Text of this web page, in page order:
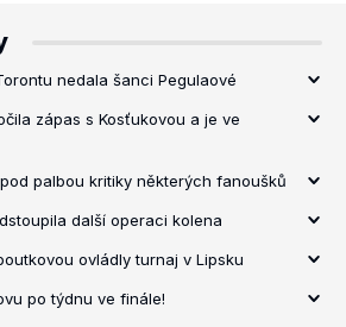
nedala šanci Pegulaové
zápas s Kosťukovou a je ve
palbou kritiky některých fanoušků
další operaci kolena
ovládly turnaj v Lipsku
po týdnu ve finále!